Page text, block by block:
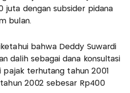
juta dengan subsider pidana
bulan.
bahwa Deddy Suwardi
dalih sebagai dana konsultasi
pajak terhutang tahun 2001
2002 sebesar Rp400